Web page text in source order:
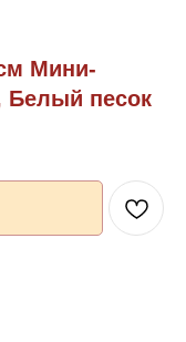
Мини-
Белый песок